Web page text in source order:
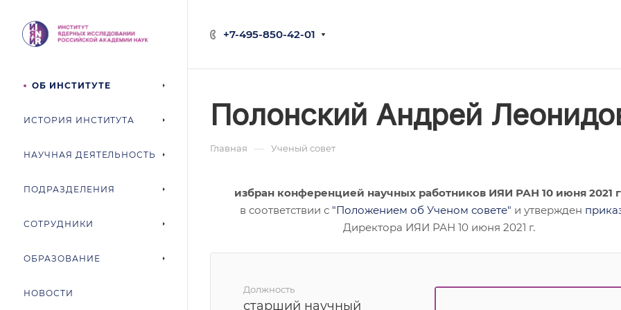
+7-495-850-42-01
ОБ ИНСТИТУТЕ
ИСТОРИЯ ИНСТИТУТА
НАУЧНАЯ ДЕЯТЕЛЬНОСТЬ
ПОДРАЗДЕЛЕНИЯ
СОТРУДНИКИ
ОБРАЗОВАНИЕ
НОВОСТИ
Полонский Андрей
Главная — Ученый совет
избран конференцией научных работников ИЯИ РАН 10 июня 2021
в соответствии с "Положением об Ученом совете" и утвержден
Директора ИЯИ РАН 10 июня 2021 г.
Должность
старший научный